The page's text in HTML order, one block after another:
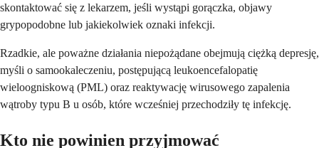
skontaktować się z lekarzem, jeśli wystąpi gorączka, objawy
grypopodobne lub jakiekolwiek oznaki infekcji.
Rzadkie, ale poważne działania niepożądane obejmują ciężką depresję,
myśli o samookaleczeniu, postępującą leukoencefalopatię
wieloogniskową (PML) oraz reaktywację wirusowego zapalenia
wątroby typu B u osób, które wcześniej przechodziły tę infekcję.
Kto nie powinien przyjmować